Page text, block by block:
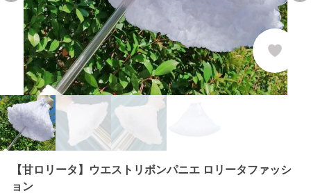
【甘ロリータ】ウエストリボンパニエ ロリータファッシ
ョン